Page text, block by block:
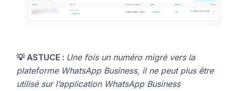
💡 ASTUCE : Une fois un numéro migré vers la
plateforme WhatsApp Business, il ne peut plus être
utilisé sur l’application WhatsApp Business